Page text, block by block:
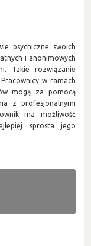
psychiczne swoich
i anonimowych
Takie rozwiązanie
w ramach
mogą za pomocą
z profesjonalnymi
ma możliwość
sprosta jego